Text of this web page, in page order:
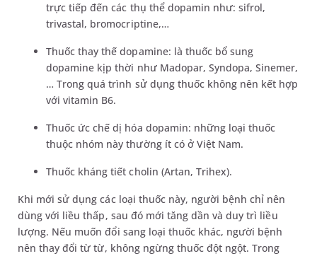
trực tiếp đến các thụ thể dopamin như: sifrol,
trivastal, bromocriptine,…
Thuốc thay thế dopamine: là thuốc bổ sung
dopamine kịp thời như Madopar, Syndopa, Sinemer,
… Trong quá trình sử dụng thuốc không nên kết hợp
với vitamin B6.
Thuốc ức chế dị hóa dopamin: những loại thuốc
thuộc nhóm này thường ít có ở Việt Nam.
Thuốc kháng tiết cholin (Artan, Trihex).
Khi mới sử dụng các loại thuốc này, người bệnh chỉ nên
dùng với liều thấp, sau đó mới tăng dần và duy trì liều
lượng. Nếu muốn đổi sang loại thuốc khác, người bệnh
nên thay đổi từ từ, không ngừng thuốc đột ngột. Trong